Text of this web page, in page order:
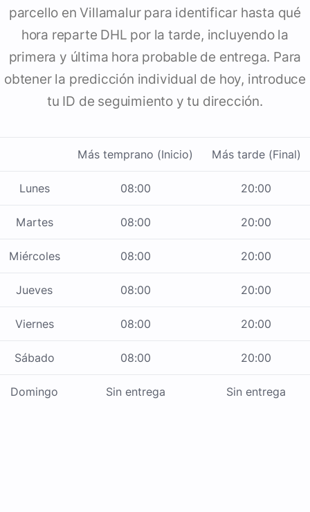
parcello en Villamalur para identificar hasta qué
hora reparte DHL por la tarde, incluyendo la
primera y última hora probable de entrega. Para
obtener la predicción individual de hoy, introduce
tu ID de seguimiento y tu dirección.
Más temprano (Inicio) Más tarde (Final)
Lunes 08:00 20:00
Martes 08:00 20:00
Miércoles 08:00 20:00
Jueves 08:00 20:00
Viernes 08:00 20:00
Sábado 08:00 20:00
Domingo Sin entrega Sin entrega